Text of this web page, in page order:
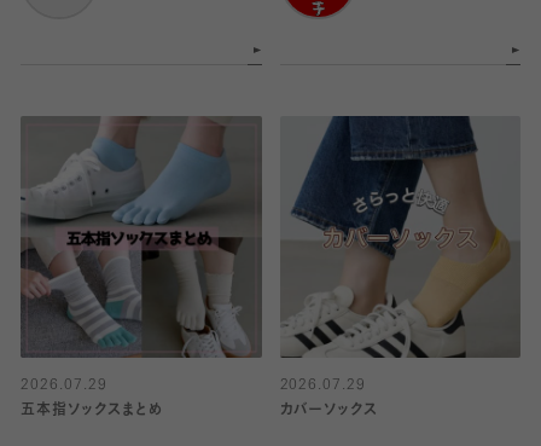
2026.07.29
五本指ソックスまとめ
2026.07.29
カバーソックス